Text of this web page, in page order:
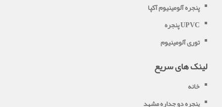
پنجره آلومینیوم آکپا
پنجره UPVC
توری آلومینیوم
لینک های سریع
خانه
پنجره دو جداره مشهد